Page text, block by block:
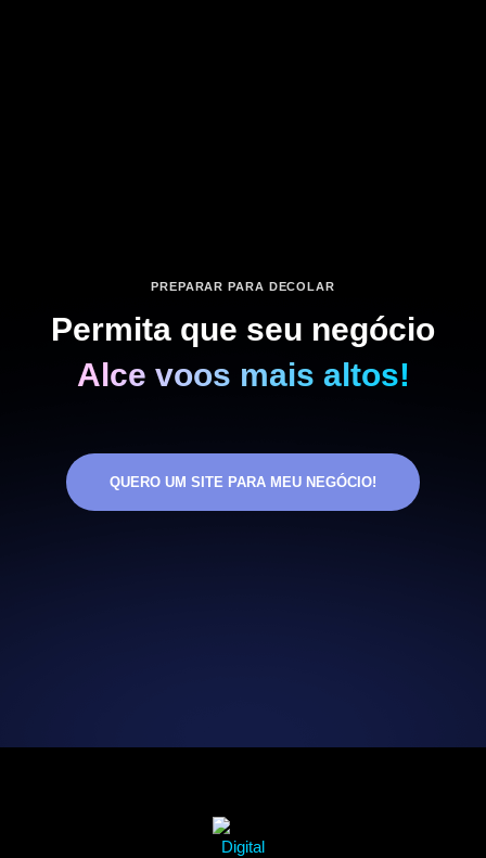
PREPARAR PARA DECOLAR
Permita que seu negócio
Alce voos mais altos!
QUERO UM SITE PARA MEU NEGÓCIO!